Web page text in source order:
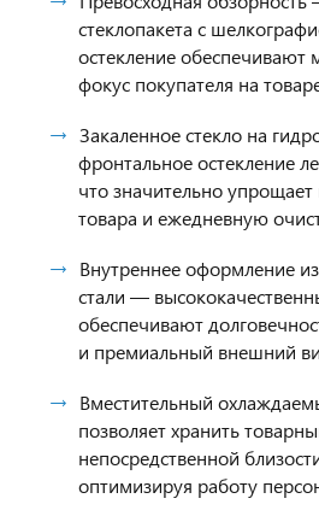
стеклопакета с
остекление обеспечивают
фокус покупателя на
Закаленное стекло на
фронтальное остекление
что значительно
товара и ежедневную
Внутреннее оформление
стали —
обеспечивают
и премиальный внешний
Вместительный
позволяет хранить
непосредственной
оптимизируя работу